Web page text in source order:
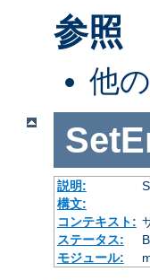
参照
他
説明:
構文:
コンテキスト:
ステータス:
モジュール: